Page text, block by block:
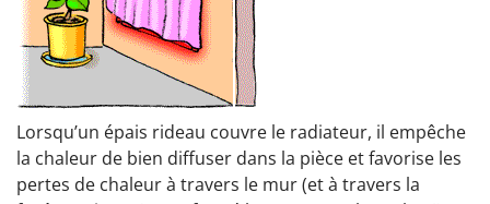
Lorsqu’un épais rideau couvre le radiateur, il empêche
la chaleur de bien diffuser dans la pièce et favorise les
pertes de chaleur à travers le mur (et à travers la